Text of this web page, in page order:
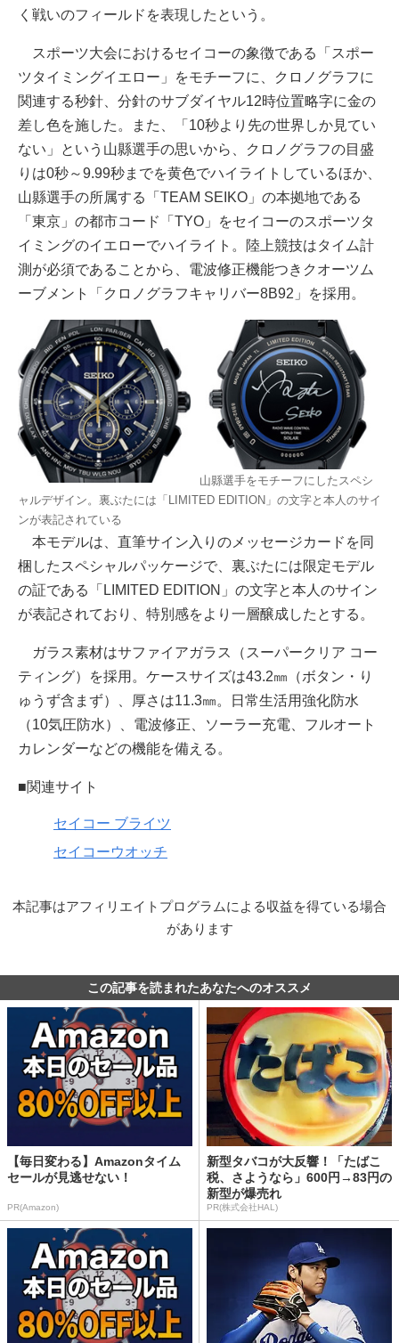
く戦いのフィールドを表現したという。
スポーツ大会におけるセイコーの象徴である「スポー
ツタイミングイエロー」をモチーフに、クロノグラフに
関連する秒針、分針のサブダイヤル12時位置略字に金の
差し色を施した。また、「10秒より先の世界しか見てい
ない」という山縣選手の思いから、クロノグラフの目盛
りは0秒～9.99秒までを黄色でハイライトしているほか、
山縣選手の所属する「TEAM SEIKO」の本拠地である
「東京」の都市コード「TYO」をセイコーのスポーツタ
イミングのイエローでハイライト。陸上競技はタイム計
測が必須であることから、電波修正機能つきクオーツム
ーブメント「クロノグラフキャリバー8B92」を採用。
山縣選手をモチーフにしたスペシ
ャルデザイン。裏ぶたには「LIMITED EDITION」の文字と本人のサイ
ンが表記されている
本モデルは、直筆サイン入りのメッセージカードを同
梱したスペシャルパッケージで、裏ぶたには限定モデル
の証である「LIMITED EDITION」の文字と本人のサイン
が表記されており、特別感をより一層醸成したとする。
ガラス素材はサファイアガラス（スーパークリア コー
ティング）を採用。ケースサイズは43.2㎜（ボタン・り
ゅうず含まず）、厚さは11.3㎜。日常生活用強化防水
（10気圧防水）、電波修正、ソーラー充電、フルオート
カレンダーなどの機能を備える。
■関連サイト
セイコー ブライツ
セイコーウオッチ
本記事はアフィリエイトプログラムによる収益を得ている場合
があります
この記事を読まれたあなたへのオススメ
【毎日変わる】Amazonタイム
セールが見逃せない！
PR(Amazon)
新型タバコが大反響！「たばこ
税、さようなら」600円→83円の
新型が爆売れ
PR(株式会社HAL)